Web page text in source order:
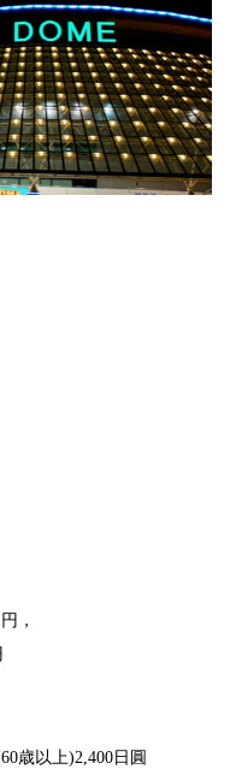
，
歳以上)2,400日圓